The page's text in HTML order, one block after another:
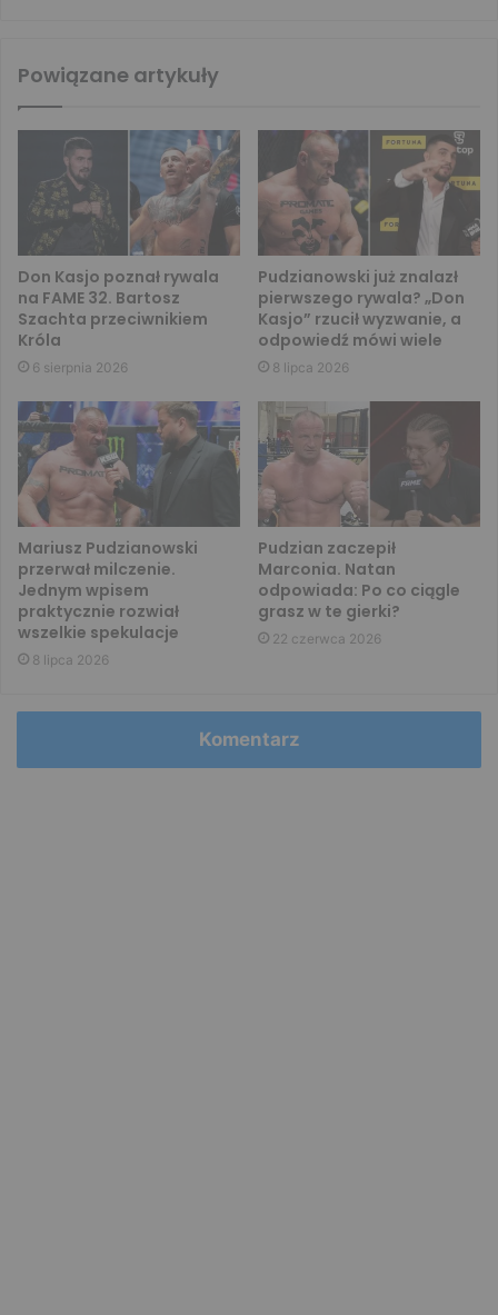
Powiązane artykuły
Don Kasjo poznał rywala
na FAME 32. Bartosz
Szachta przeciwnikiem
Króla
6 sierpnia 2026
Pudzianowski już znalazł
pierwszego rywala? „Don
Kasjo” rzucił wyzwanie, a
odpowiedź mówi wiele
8 lipca 2026
Mariusz Pudzianowski
przerwał milczenie.
Jednym wpisem
praktycznie rozwiał
wszelkie spekulacje
8 lipca 2026
Pudzian zaczepił
Marconia. Natan
odpowiada: Po co ciągle
grasz w te gierki?
22 czerwca 2026
Komentarz